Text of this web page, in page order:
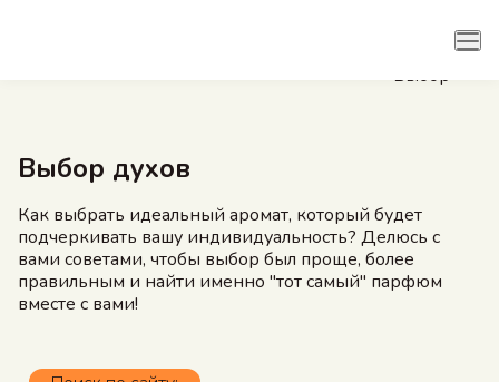
Арома семейства
Выбор духов
Как выбрать идеальный аромат, который будет
подчеркивать вашу индивидуальность? Делюсь с
вами советами, чтобы выбор был проще, более
правильным и найти именно "тот самый" парфюм
вместе с вами!